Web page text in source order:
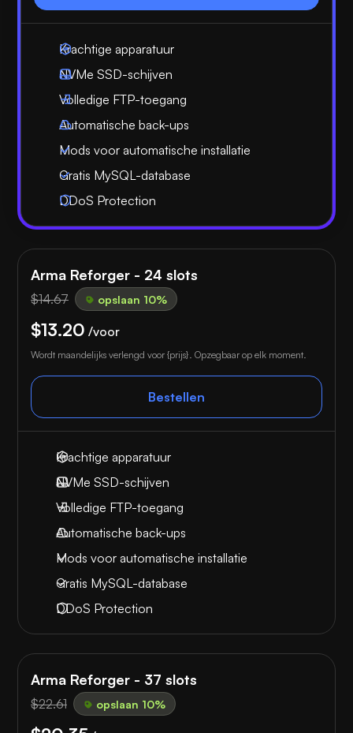
Krachtige apparatuur
NVMe SSD-schijven
Volledige FTP-toegang
Automatische back-ups
Mods voor automatische installatie
Gratis MySQL-database
DDoS Protection
Arma Reforger - 24 slots
$14.67 opslaan 10%
$13.20 /voor
Wordt maandelijks verlengd voor {prijs}. Opzegbaar op elk moment.
Bestellen
Krachtige apparatuur
NVMe SSD-schijven
Volledige FTP-toegang
Automatische back-ups
Mods voor automatische installatie
Gratis MySQL-database
DDoS Protection
Arma Reforger - 37 slots
$22.61 opslaan 10%